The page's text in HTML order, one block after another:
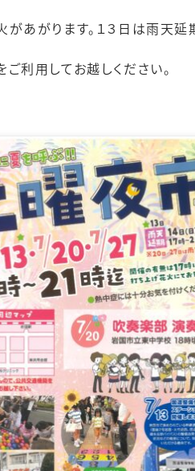
がります。１３日は雨天延期
利用してお越しください。